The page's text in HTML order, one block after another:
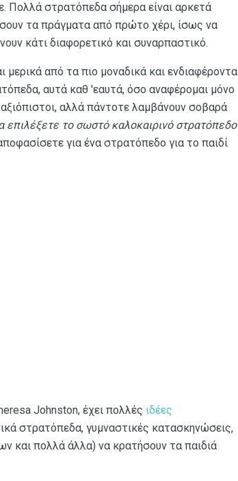
Πολλά στρατόπεδα σήμερα είναι αρκετά
τα πράγματα από πρώτο χέρι, ίσως να
κάτι διαφορετικό και συναρπαστικό.
μερικά από τα πιο μοναδικά και ενδιαφέροντα
αυτά καθ 'εαυτά, όσο αναφέρομαι μόνο
αξιόπιστοι, αλλά πάντοτε λαμβάνουν σοβαρά
επιλέξετε το σωστό καλοκαιρινό στρατόπεδο
για ένα στρατόπεδο για το παιδί
Johnston, έχει πολλές ιδέες
στρατόπεδα, γυμναστικές κατασκηνώσεις,
και πολλά άλλα) να κρατήσουν τα παιδιά